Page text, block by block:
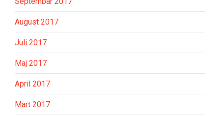
August 2017
Juli 2017
Maj 2017
April 2017
Mart 2017